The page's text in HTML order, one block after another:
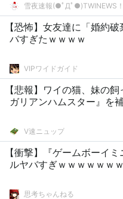
雪夜速報(●ﾟДﾟ●)TWINEWS！
【恐怖】女友達に「婚約
バすぎたｗｗｗｗ
VIPワイドガイド
【悲報】ワイの猫、妹の
ガリアンハムスター』を
V速ニュップ
【衝撃】『ゲームボーイ
ルヤバすぎｗｗｗｗｗｗ
思考ちゃんねる